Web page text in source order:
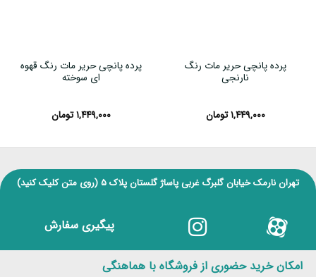
پرده پانچی حریر مات رنگ
نارنجی
۱,۴۴۹,۰۰۰ تومان
پرده پانچی حریر مات رنگ قهوه
ای سوخته
۱,۴۴۹,۰۰۰ تومان
تهران نارمک خیابان گلبرگ غربی پاساژ گلستان پلاک ۵ (روی متن کلیک کنید)
پیگیری سفارش
امکان خرید حضوری از فروشگاه با هماهنگی